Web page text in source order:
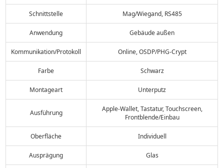
Schnittstelle Mag/Wiegand, RS485
Anwendung Gebäude außen
Kommunikation/Protokoll Online, OSDP/PHG-Crypt
Farbe Schwarz
Montageart Unterputz
Ausführung
Apple-Wallet, Tastatur, Touchscreen,
Frontblende/Einbau
Oberfläche Individuell
Ausprägung Glas